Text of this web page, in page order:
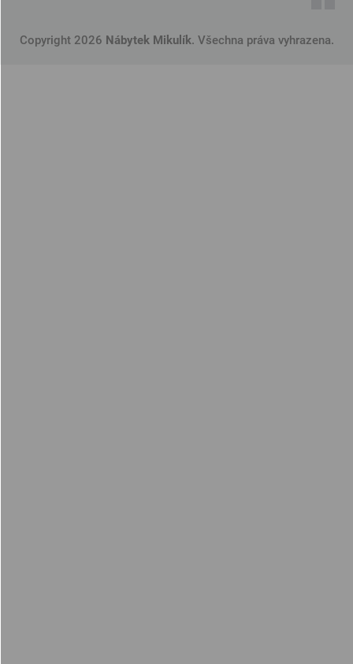
Copyright 2026 Nábytek Mikulík. Všechna práva vyhrazena.